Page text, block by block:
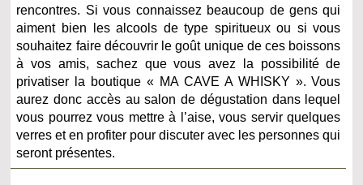
rencontres. Si vous connaissez beaucoup de gens qui
aiment bien les alcools de type spiritueux ou si vous
souhaitez faire découvrir le goût unique de ces boissons
à vos amis, sachez que vous avez la possibilité de
privatiser la boutique « MA CAVE A WHISKY ». Vous
aurez donc accès au salon de dégustation dans lequel
vous pourrez vous mettre à l’aise, vous servir quelques
verres et en profiter pour discuter avec les personnes qui
seront présentes.